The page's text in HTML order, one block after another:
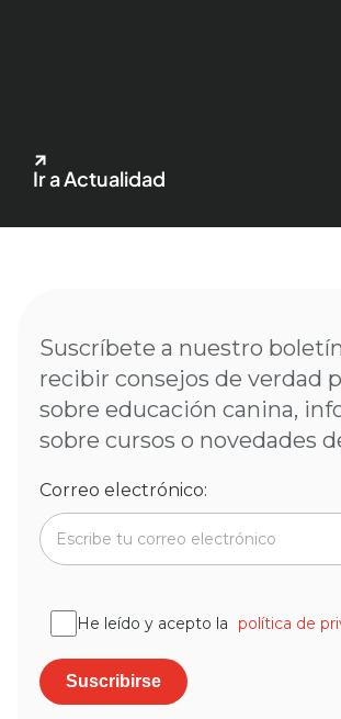
Ir a Actualidad
Suscríbete a nuestro
recibir consejos de verdad
sobre educación canina,
sobre cursos o novedades
Correo electrónico:
He leído y acepto la política de